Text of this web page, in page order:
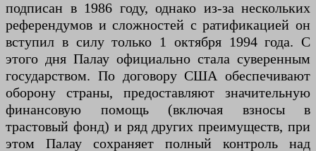
подписан в 1986 году, однако из-за нескольких
референдумов и сложностей с ратификацией он
вступил в силу только 1 октября 1994 года. С
этого дня Палау официально стала суверенным
государством. По договору США обеспечивают
оборону страны, предоставляют значительную
финансовую помощь (включая взносы в
трастовый фонд) и ряд других преимуществ, при
этом Палау сохраняет полный контроль над